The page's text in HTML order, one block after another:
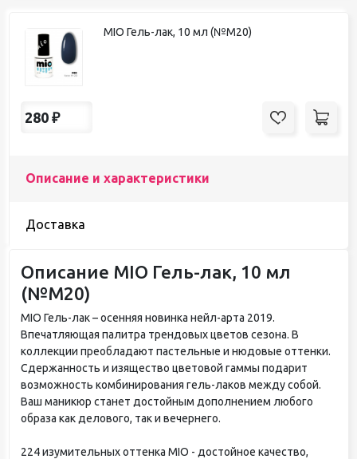
MIO Гель-лак, 10 мл (№М20)
280 ₽
Описание и характеристики
Доставка
Описание MIO Гель-лак, 10 мл
(№М20)
MIO Гель-лак – осенняя новинка нейл-арта 2019.
Впечатляющая палитра трендовых цветов сезона. В
коллекции преобладают пастельные и нюдовые оттенки.
Сдержанность и изящество цветовой гаммы подарит
возможность комбинирования гель-лаков между собой.
Ваш маникюр станет достойным дополнением любого
образа как делового, так и вечернего.
224 изумительных оттенка MIO - достойное качество,